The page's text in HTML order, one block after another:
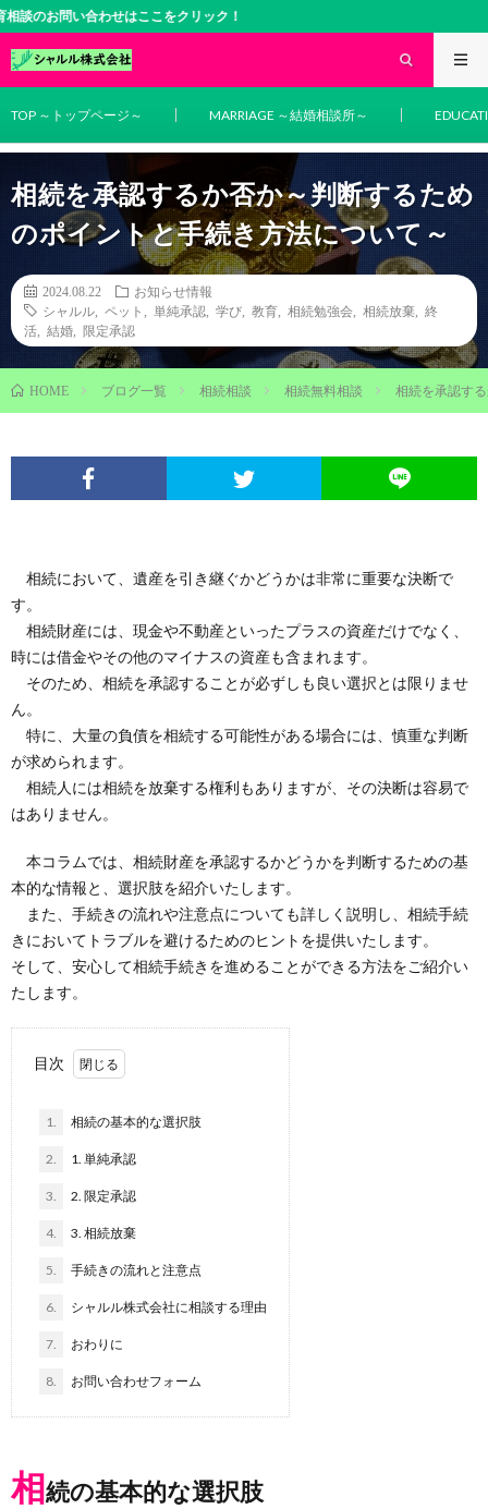
合わせはここをクリック！
TOP ～トップページ～ MARRIAGE ～結婚相談所～
相続を承認するか否か～判断するため
のポイントと手続き方法について～
2024.08.22
お知らせ情報
シャルル
ペット 単純承認 学び 教育 相続勉強会 相続放棄
終
活
結婚 限定承認
HOME ブログ一覧 相続相談 相続無料相談 相続を承認す
相続において、遺産を引き継ぐかどうかは非常に重要な決断で
す。
相続財産には、現金や不動産といったプラスの資産だけでなく、
時には借金やその他のマイナスの資産も含まれます。
そのため、相続を承認することが必ずしも良い選択とは限りませ
ん。
特に、大量の負債を相続する可能性がある場合には、慎重な判断
が求められます。
相続人には相続を放棄する権利もありますが、その決断は容易で
はありません。
本コラムでは、相続財産を承認するかどうかを判断するための基
本的な情報と、選択肢を紹介いたします。
また、手続きの流れや注意点についても詳しく説明し、相続手続
きにおいてトラブルを避けるためのヒントを提供いたします。
そして、安心して相続手続きを進めることができる方法をご紹介い
たします。
目次
1. 相続の基本的な選択肢
2. 1. 単純承認
3. 2. 限定承認
4. 3. 相続放棄
5. 手続きの流れと注意点
6. シャルル株式会社に相談する理由
7. おわりに
8. お問い合わせフォーム
相続の基本的な選択肢